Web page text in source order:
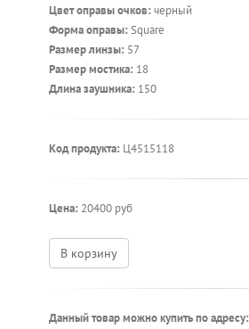
Цвет оправы очков: черный
Форма оправы: Square
Размер линзы: 57
Размер мостика: 18
Длина заушника: 150
Код продукта: Ц4515118
Цена: 20400 руб
В корзину
Данный товар можно купить по адресу: